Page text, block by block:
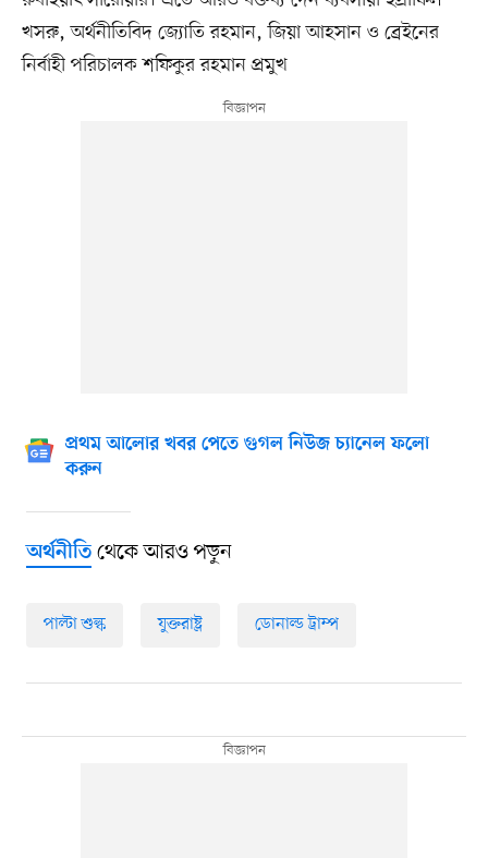
খসরু, অর্থনীতিবিদ জ্যোতি রহমান, জিয়া আহসান ও ব্রেইনের
নির্বাহী পরিচালক শফিকুর রহমান প্রমুখ
প্রথম আলোর খবর পেতে গুগল নিউজ চ্যানেল ফলো
করুন
অর্থনীতিথেকে আরও পড়ুন
পাল্টা শুল্ক যুক্তরাষ্ট্র ডোনাল্ড ট্রাম্প